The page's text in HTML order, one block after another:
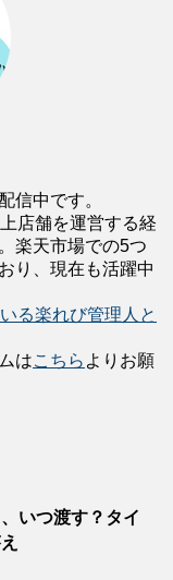
信中です。
店舗を運営する経
楽天市場での5つ
り、現在も活躍中
る楽れび管理人と
はこちら よりお願
いつ渡す？タイ